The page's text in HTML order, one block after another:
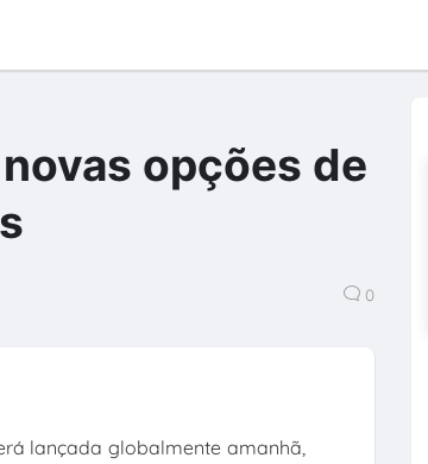
opções de
0
lançada globalmente amanhã,